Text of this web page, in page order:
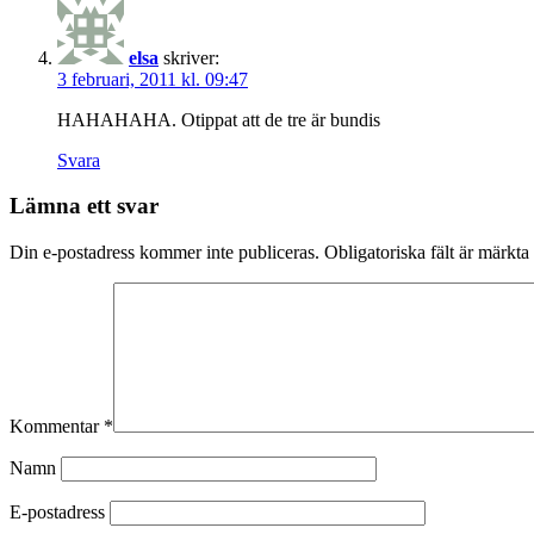
elsa skriver:
3 februari, 2011 kl. 09:47
HAHAHAHA. Otippat att de tre är bundis
Svara
Lämna ett svar
Din e-postadress kommer inte publiceras. Obligatoriska fält är märkta
Kommentar *
Namn
E-postadress